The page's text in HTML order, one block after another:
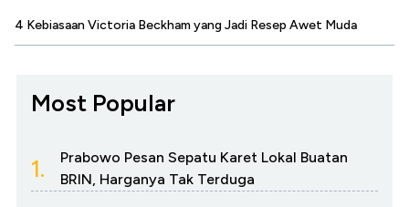
4 Kebiasaan Victoria Beckham yang Jadi Resep Awet Muda
Most Popular
1.
Prabowo Pesan Sepatu Karet Lokal Buatan
BRIN, Harganya Tak Terduga